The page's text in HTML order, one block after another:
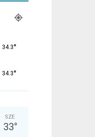
34.3°
34.3°
SZE
33°